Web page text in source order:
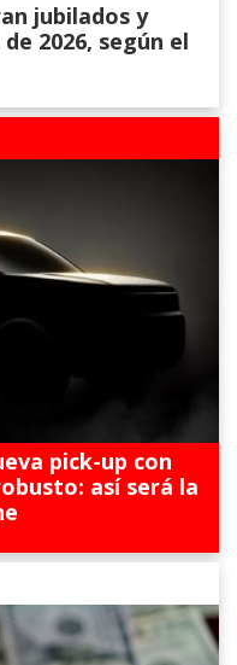
jubilados y
2026, según el
pick-up con
así será la